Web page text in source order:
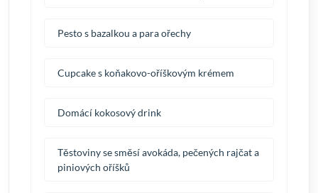
Pesto s bazalkou a para ořechy
Cupcake s koňakovo-oříškovým krémem
Domácí kokosový drink
Těstoviny se směsí avokáda, pečených rajčat a
piniových oříšků